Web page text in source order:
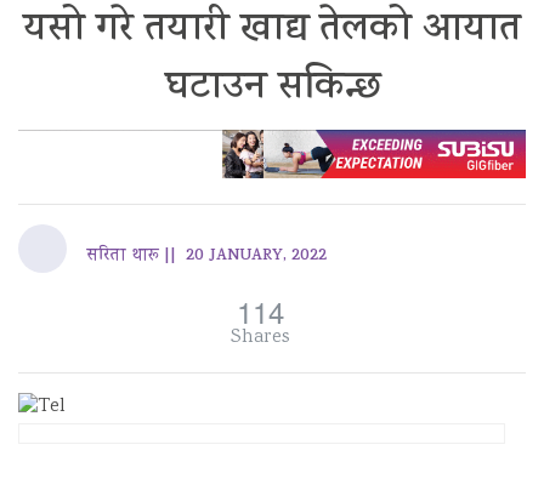
यसो गरे तयारी खाद्य तेलको आयात
घटाउन सकिन्छ
सरिता थारू || 20 JANUARY, 2022
114
Shares